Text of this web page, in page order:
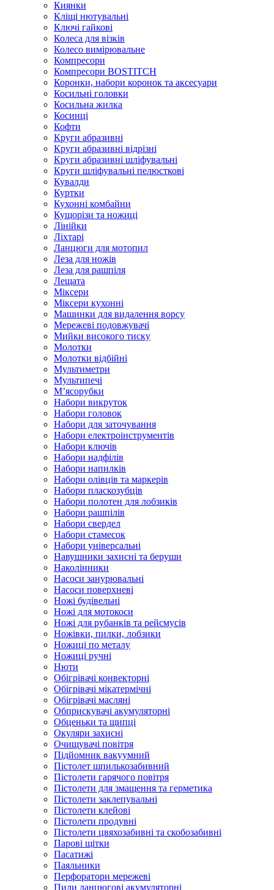
Киянки
Кліщі нютувальні
Ключі гайкові
Колеса для візків
Колесо вимірювальне
Компресори
Компресори BOSTITCH
Коронки, набори коронок та аксесуари
Косильні головки
Косильна жилка
Косинці
Кофти
Круги абразивні
Круги абразивні відрізні
Круги абразивні шліфувальні
Круги шліфувальні пелюсткові
Кувалди
Куртки
Кухонні комбайни
Кущорізи та ножиці
Лінійки
Ліхтарі
Ланцюги для мотопил
Леза для ножів
Леза для рашпіля
Лещата
Міксери
Міксери кухонні
Машинки для видалення ворсу
Мережеві подовжувачі
Мийки високого тиску
Молотки
Молотки відбійні
Мультиметри
Мультипечі
М’ясорубки
Набори викруток
Набори головок
Набори для заточування
Набори електроінструментів
Набори ключів
Набори надфілів
Набори напилків
Набори олівців та маркерів
Набори пласкозубців
Набори полотен для лобзиків
Набори рашпілів
Набори свердел
Набори стамесок
Набори універсальні
Навушники захисні та беруши
Наколінники
Насоси занурювальні
Насоси поверхневі
Ножі будівельні
Ножі для мотокоси
Ножі для рубанків та рейсмусів
Ножівки, пилки, лобзики
Ножиці по металу
Ножиці ручні
Нюти
Обігрівачі конвекторні
Обігрівачі мікатермічні
Обігрівачі масляні
Обприскувачі акумуляторні
Обценьки та щипці
Окуляри захисні
Очищувачі повітря
Підйомник вакуумний
Пістолет шпилькозабивний
Пістолети гарячого повітря
Пістолети для змащення та герметика
Пістолети заклепувальні
Пістолети клейові
Пістолети продувні
Пістолети цвяхозабивні та скобозабивні
Парові щітки
Пасатижі
Паяльники
Перфоратори мережеві
Пили ланцюгові акумуляторні